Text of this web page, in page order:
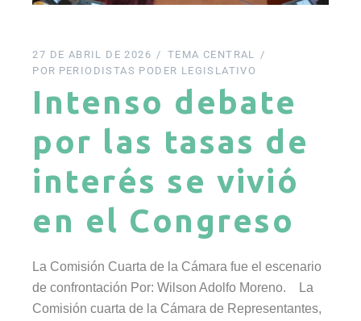
27 DE ABRIL DE 2026
TEMA CENTRAL
POR PERIODISTAS PODER LEGISLATIVO
Intenso debate
por las tasas de
interés se vivió
en el Congreso
La Comisión Cuarta de la Cámara fue el escenario
de confrontación Por: Wilson Adolfo Moreno. La
Comisión cuarta de la Cámara de Representantes,